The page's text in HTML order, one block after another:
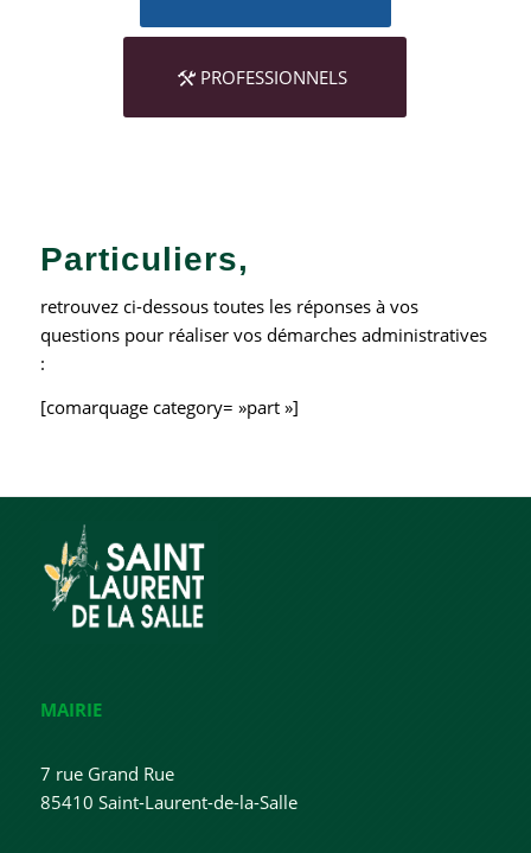
PROFESSIONNELS
Particuliers,
retrouvez ci-dessous toutes les réponses à vos
questions pour réaliser vos démarches administratives
:
[comarquage category= »part »]
MAIRIE
7 rue Grand Rue
85410 Saint-Laurent-de-la-Salle